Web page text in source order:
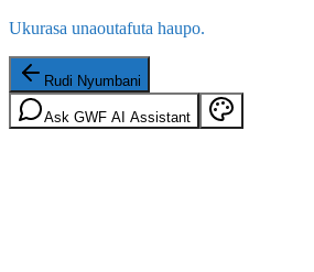
Ukurasa unaoutafuta haupo.
Rudi Nyumbani
Ask GWF AI Assistant